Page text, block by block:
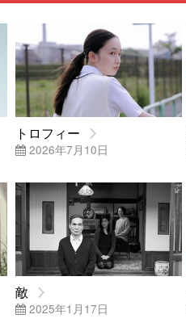
トロフィー
2026年7月10日
敵
2025年1月17日